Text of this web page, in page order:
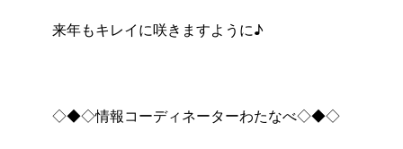
来年もキレイに咲きますように♪
◇◆◇情報コーディネーターわたなべ◇◆◇